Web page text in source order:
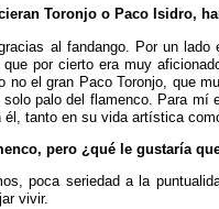
Toronjo o Paco Isidro,
al fandango. Por un
por cierto era muy
no el gran Paco Toronjo, que
palo del flamenco. Para
tanto en su vida artística
pero ¿qué le gustaría
poca seriedad a la
vivir.